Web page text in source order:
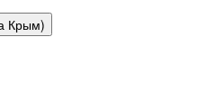
Крым)